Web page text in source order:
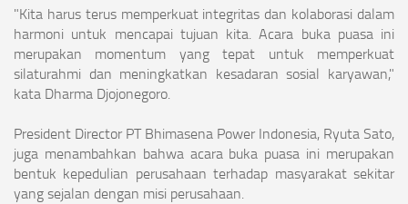
"Kita harus terus memperkuat integritas dan kolaborasi dalam
harmoni untuk mencapai tujuan kita. Acara buka puasa ini
merupakan momentum yang tepat untuk memperkuat
silaturahmi dan meningkatkan kesadaran sosial karyawan,"
kata Dharma Djojonegoro.
President Director PT Bhimasena Power Indonesia, Ryuta Sato,
juga menambahkan bahwa acara buka puasa ini merupakan
bentuk kepedulian perusahaan terhadap masyarakat sekitar
yang sejalan dengan misi perusahaan.